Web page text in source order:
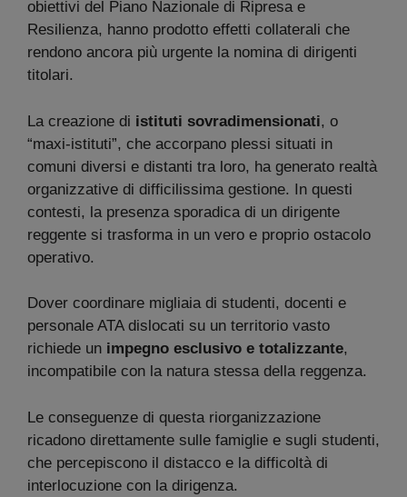
obiettivi del Piano Nazionale di Ripresa e
Resilienza, hanno prodotto effetti collaterali che
rendono ancora più urgente la nomina di dirigenti
titolari.
La creazione di istituti sovradimensionati, o
“maxi-istituti”, che accorpano plessi situati in
comuni diversi e distanti tra loro, ha generato realtà
organizzative di difficilissima gestione. In questi
contesti, la presenza sporadica di un dirigente
reggente si trasforma in un vero e proprio ostacolo
operativo.
Dover coordinare migliaia di studenti, docenti e
personale ATA dislocati su un territorio vasto
richiede un impegno esclusivo e totalizzante,
incompatibile con la natura stessa della reggenza.
Le conseguenze di questa riorganizzazione
ricadono direttamente sulle famiglie e sugli studenti,
che percepiscono il distacco e la difficoltà di
interlocuzione con la dirigenza.